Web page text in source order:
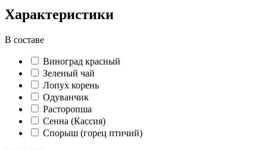
Характеристики
В составе
Виноград красный
Зеленый чай
Лопух корень
Одуванчик
Расторопша
Сенна (Кассия)
Спорыш (горец птичий)